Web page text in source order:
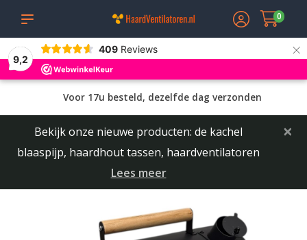
9,2
409 Reviews ×
0
Voor 17u besteld, dezelfde dag verzonden
Bekijk onze nieuwe producten: de kachel
blaaspijp, haardhout tassen, haardventilatoren
Lees meer
×